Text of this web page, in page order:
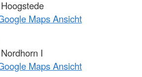
Maps Ansicht
I
Maps Ansicht